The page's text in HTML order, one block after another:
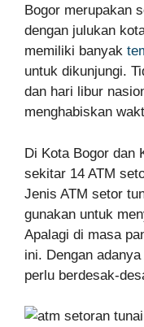
Bogor merupakan
dengan julukan
memiliki banyak
untuk dikunjungi.
dan hari libur
menghabiskan
Di Kota Bogor dan
sekitar 14 ATM
Jenis ATM setor
gunakan untuk
Apalagi di masa
ini. Dengan
perlu berdesak-